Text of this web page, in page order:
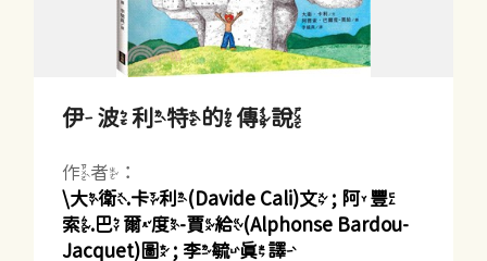
伊波利特的傳說
作者：
\大衛.卡利(Davide Cali)文 ; 阿豐
索.巴爾度-賈給(Alphonse Bardou-
Jacquet)圖 ; 李毓真譯